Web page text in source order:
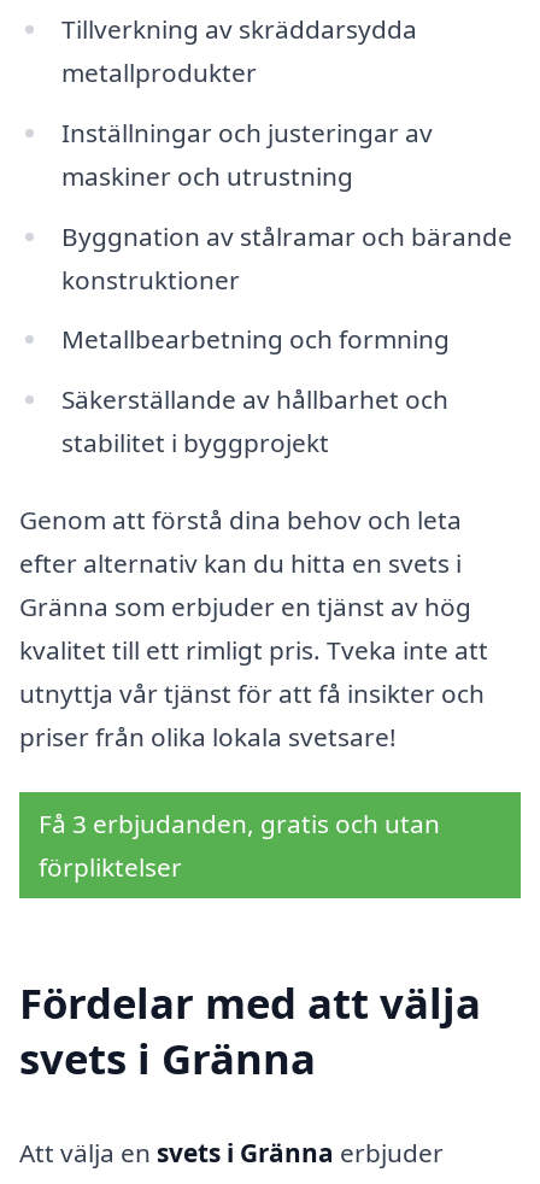
Tillverkning av skräddarsydda
metallprodukter
Inställningar och justeringar av
maskiner och utrustning
Byggnation av stålramar och bärande
konstruktioner
Metallbearbetning och formning
Säkerställande av hållbarhet och
stabilitet i byggprojekt
Genom att förstå dina behov och leta
efter alternativ kan du hitta en svets i
Gränna som erbjuder en tjänst av hög
kvalitet till ett rimligt pris. Tveka inte att
utnyttja vår tjänst för att få insikter och
priser från olika lokala svetsare!
Få 3 erbjudanden, gratis och utan
förpliktelser
Fördelar med att välja
svets i Gränna
Att välja en svets i Gränna erbjuder